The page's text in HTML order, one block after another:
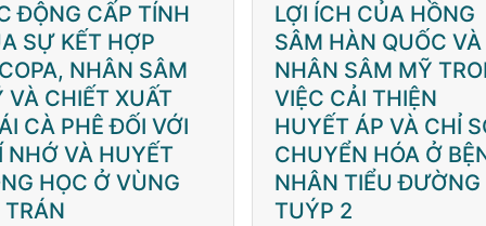
ÍCH CỦA HỒNG
HÀN QUỐC VÀ
SÂM MỸ TRONG
CẢI THIỆN
ÁP VÀ CHỈ SỐ
HÓA Ở BỆNH
TIỂU ĐƯỜNG
2
Nghiên Cứu Về Dược
Lý Nhân Sâm: Thành
Phần, Cơ Chế Và
Năng Ứng Dụng